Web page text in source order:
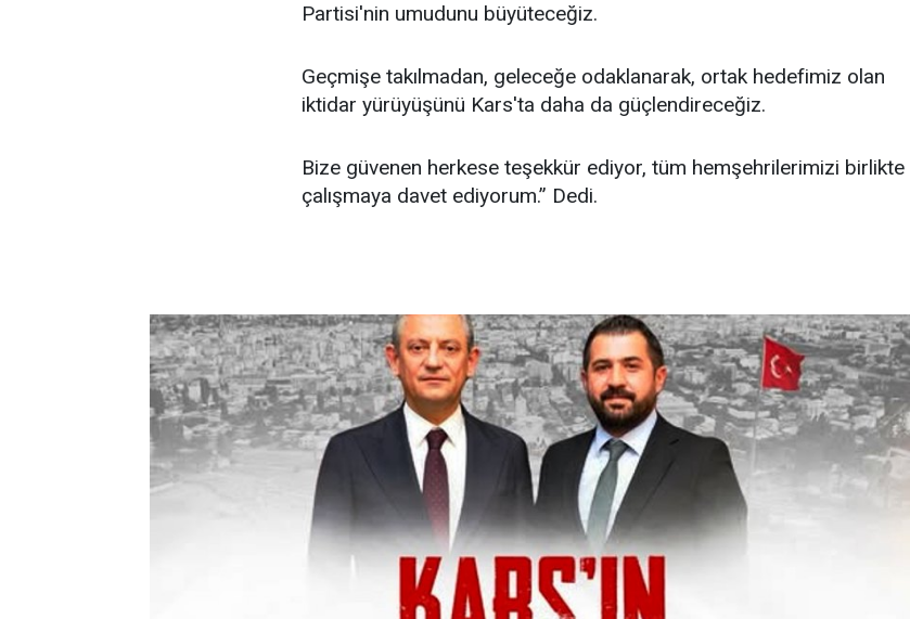
Partisi'nin umudunu büyüteceğiz.
Geçmişe takılmadan, geleceğe odaklanarak, ortak hedefimiz olan
iktidar yürüyüşünü Kars'ta daha da güçlendireceğiz.
Bize güvenen herkese teşekkür ediyor, tüm hemşehrilerimizi birlikte
çalışmaya davet ediyorum.” Dedi.